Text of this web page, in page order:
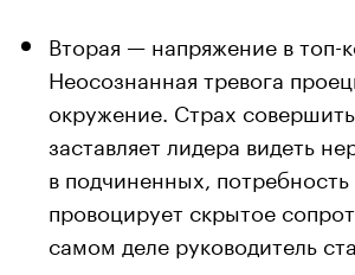
Вторая — напряжение в топ-
Неосознанная тревога
окружение. Страх
заставляет лидера видеть
в подчиненных,
провоцирует скрытое
самом деле руководитель